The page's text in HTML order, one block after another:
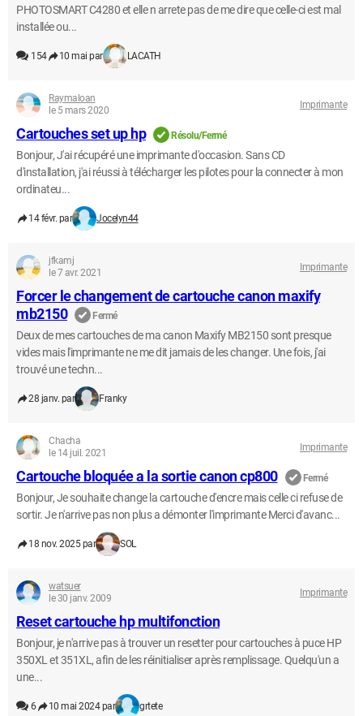
PHOTOSMART C4280 et elle n arrete pas de me dire que celle-ci est mal
installée ou...
154 10 mai par LACATH
Raymaloan
le 5 mars 2020
Imprimante
Cartouches set up hp Résolu/Fermé
Bonjour, J'ai récupéré une imprimante d'occasion. Sans CD
d'installation, j'ai réussi à télécharger les pilotes pour la connecter à mon
ordinateu...
14 févr. par Jocelyn44
jfkamj
le 7 avr. 2021
Imprimante
Forcer le changement de cartouche canon maxify
mb2150
Fermé
Deux de mes cartouches de ma canon Maxify MB2150 sont presque
vides mais l'imprimante ne me dit jamais de les changer. Une fois, j'ai
trouvé une techn...
28 janv. par Franky
Chacha
le 14 juil. 2021
Imprimante
Cartouche bloquée a la sortie canon cp800 Fermé
Bonjour, Je souhaite change la cartouche d'encre mais celle ci refuse de
sortir. Je n'arrive pas non plus a démonter l'imprimante Merci d'avanc...
18 nov. 2025 par SOL
watsuer
le 30 janv. 2009
Imprimante
Reset cartouche hp multifonction
Bonjour, je n'arrive pas à trouver un resetter pour cartouches à puce HP
350XL et 351XL, afin de les réinitialiser après remplissage. Quelqu'un a
une...
6 10 mai 2024 par grtete